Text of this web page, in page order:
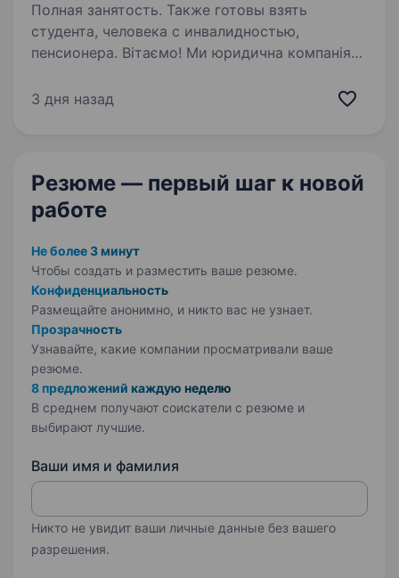
Полная занятость. Также готовы взять
студента, человека с инвалидностью,
пенсионера. Вітаємо! Ми юридична компанія
та адвокати надають безкоштовні юридичні
3 дня назад
Резюме — первый шаг к новой
работе
Не более 3 минут
Чтобы создать и разместить ваше резюме.
Конфиденциальность
Размещайте анонимно, и никто вас не узнает.
Прозрачность
Узнавайте, какие компании просматривали ваше
резюме.
8 предложений каждую неделю
В среднем получают соискатели с резюме и
выбирают лучшие.
Ваши имя и фамилия
Никто не увидит ваши личные данные без вашего
разрешения.